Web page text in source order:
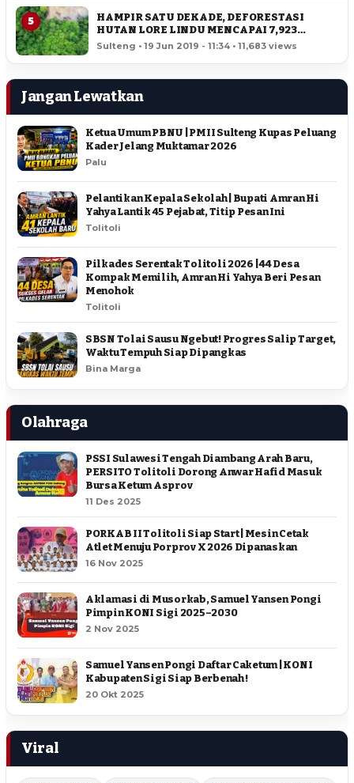
5
HAMPIR SATU DEKADE, DEFORESTASI
HUTAN LORE LINDU MENCAPAI 7,923
HEKTAR
Sulteng • 19 Jun 2019 - 11:34 • 11,683 views
Jangan Lewatkan
Ketua Umum PBNU | PMII Sulteng Kupas Peluang
Kader Jelang Muktamar 2026
Palu
Pelantikan Kepala Sekolah | Bupati Amran Hi
Yahya Lantik 45 Pejabat, Titip Pesan Ini
Tolitoli
Pilkades Serentak Tolitoli 2026 | 44 Desa
Kompak Memilih, Amran Hi Yahya Beri Pesan
Menohok
Tolitoli
SBSN Tolai Sausu Ngebut! Progres Salip Target,
Waktu Tempuh Siap Dipangkas
Bina Marga
Olahraga
PSSI Sulawesi Tengah Diambang Arah Baru,
PERSITO Tolitoli Dorong Anwar Hafid Masuk
Bursa Ketum Asprov
11 Des 2025
PORKAB II Tolitoli Siap Start | Mesin Cetak
Atlet Menuju Porprov X 2026 Dipanaskan
16 Nov 2025
Aklamasi di Musorkab, Samuel Yansen Pongi
Pimpin KONI Sigi 2025–2030
2 Nov 2025
Samuel Yansen Pongi Daftar Caketum | KONI
Kabupaten Sigi Siap Berbenah !
20 Okt 2025
Viral